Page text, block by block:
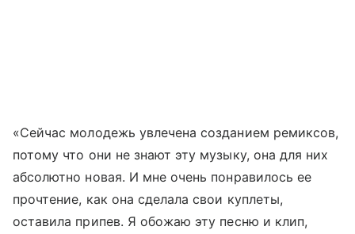
«Сейчас молодежь увлечена созданием ремиксов,
потому что они не знают эту музыку, она для них
абсолютно новая. И мне очень понравилось ее
прочтение, как она сделала свои куплеты,
оставила припев. Я обожаю эту песню и клип,